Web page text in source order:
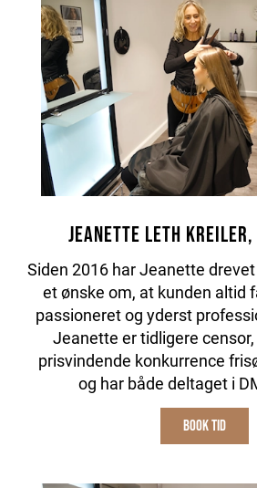
Jeanette Leth Kreiler,
Siden 2016 har Jeanette drevet
et ønske om, at kunden altid
passioneret og yderst
Jeanette er tidligere
prisvindende konkurrence
og har både deltaget i
BOOK TID